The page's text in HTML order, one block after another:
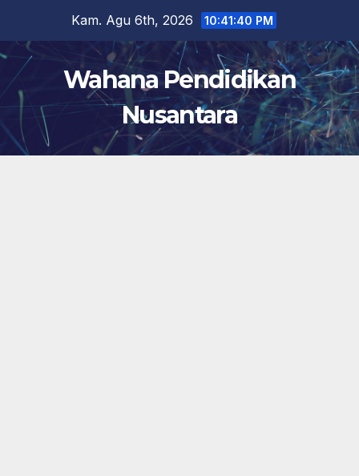
content
Kam. Agu 6th, 2026 10:41:41 PM
Wahana Pendidikan
Nusantara